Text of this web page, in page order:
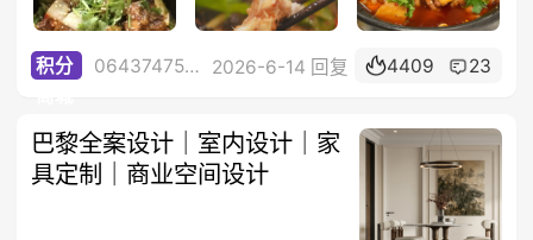
积分
0643747523 2026-6-14 回复 4409 23
巴黎全案设计｜室内设计｜家
具定制｜商业空间设计